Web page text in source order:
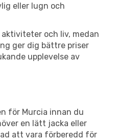
eller lugn och
och liv, medan
ger dig bättre priser
upplevelse av
för Murcia innan du
en lätt jacka eller
att vara förberedd för